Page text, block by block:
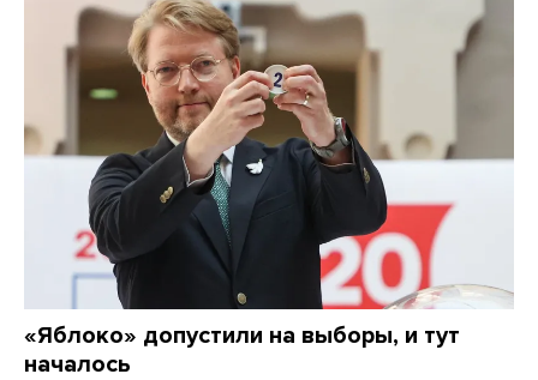
«Яблоко» допустили на выборы, и тут
началось